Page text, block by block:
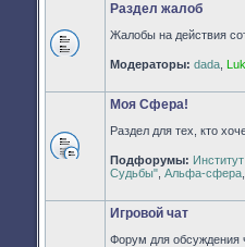
Нет
непрочитанных
Раздел жалоб
Жалобы на действия
Модераторы: dada
Нет
непрочитанных
Моя Сфера!
Раздел для тех, кто
Подфорумы:
Судьбы" Альфа-сфера
Игровой чат
Форум для обсуждения